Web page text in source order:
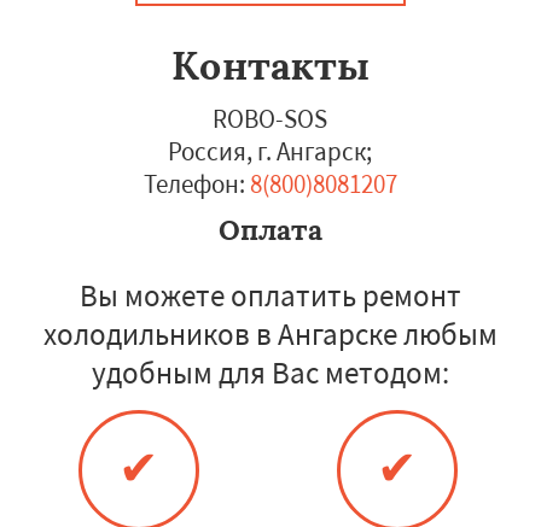
Контакты
ROBO-SOS
Россия, г. Ангарск;
Телефон: 8(800)8081207
Оплата
Вы можете оплатить ремонт
холодильников в Ангарске любым
удобным для Вас методом:
✔ ✔